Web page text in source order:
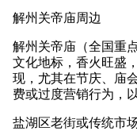
解州关帝庙周边
解州关帝庙（全国重
文化地标，香火旺盛
现，尤其在节庆、庙
费或过度营销行为，
盐湖区老街或传统市